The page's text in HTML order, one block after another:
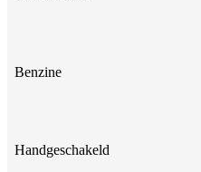
Benzine
Handgeschakeld